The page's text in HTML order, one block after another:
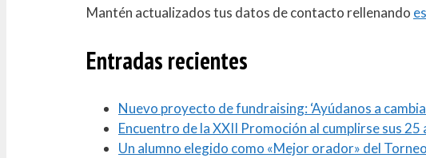
Mantén actualizados tus datos de contacto rellenando
Entradas recientes
Nuevo proyecto de fundraising: ‘Ayúdanos a
Encuentro de la XXII Promoción al cumplirse sus 25
Un alumno elegido como «Mejor orador» del